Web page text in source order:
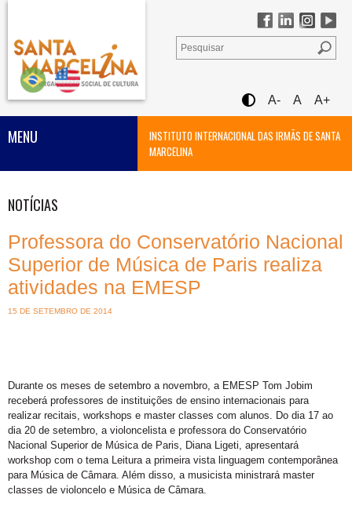
A- A A+
INSTITUTO INTERNACIONAL DAS IRMÃS DE SANTA
MARCELINA
MENU
NOTÍCIAS
Professora do Conservatório Nacional
Superior de Música de Paris realiza
atividades na EMESP
15 DE SETEMBRO DE 2014
Durante os meses de setembro a novembro, a EMESP Tom Jobim
receberá professores de instituições de ensino internacionais para
realizar recitais, workshops e master classes com alunos. Do dia 17 ao
dia 20 de setembro, a violoncelista e professora do Conservatório
Nacional Superior de Música de Paris, Diana Ligeti, apresentará
workshop com o tema Leitura a primeira vista linguagem contemporânea
para Música de Câmara. Além disso, a musicista ministrará master
classes de violoncelo e Música de Câmara.